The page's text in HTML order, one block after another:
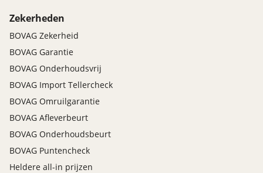
Zekerheden
BOVAG Zekerheid
BOVAG Garantie
BOVAG Onderhoudsvrij
BOVAG Import Tellercheck
BOVAG Omruilgarantie
BOVAG Afleverbeurt
BOVAG Onderhoudsbeurt
BOVAG Puntencheck
Heldere all-in prijzen